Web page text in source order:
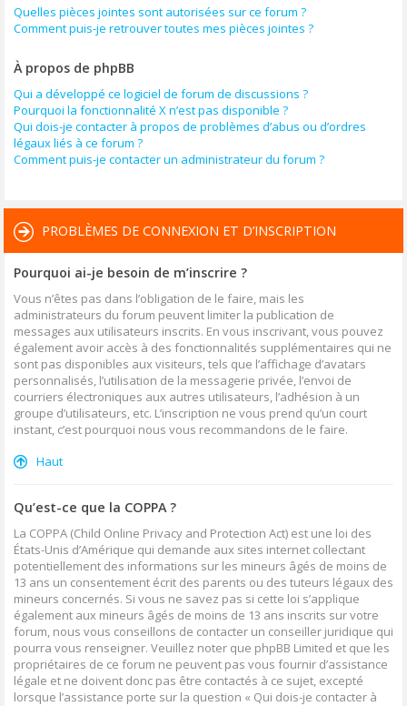
Quelles pièces jointes sont autorisées sur ce forum ?
Comment puis-je retrouver toutes mes pièces jointes ?
À propos de phpBB
Qui a développé ce logiciel de forum de discussions ?
Pourquoi la fonctionnalité X n’est pas disponible ?
Qui dois-je contacter à propos de problèmes d’abus ou d’ordres
légaux liés à ce forum ?
Comment puis-je contacter un administrateur du forum ?
PROBLÈMES DE CONNEXION ET D’INSCRIPTION
Pourquoi ai-je besoin de m’inscrire ?
Vous n’êtes pas dans l’obligation de le faire, mais les
administrateurs du forum peuvent limiter la publication de
messages aux utilisateurs inscrits. En vous inscrivant, vous pouvez
également avoir accès à des fonctionnalités supplémentaires qui ne
sont pas disponibles aux visiteurs, tels que l’affichage d’avatars
personnalisés, l’utilisation de la messagerie privée, l’envoi de
courriers électroniques aux autres utilisateurs, l’adhésion à un
groupe d’utilisateurs, etc. L’inscription ne vous prend qu’un court
instant, c’est pourquoi nous vous recommandons de le faire.
Haut
Qu’est-ce que la COPPA ?
La COPPA (Child Online Privacy and Protection Act) est une loi des
États-Unis d’Amérique qui demande aux sites internet collectant
potentiellement des informations sur les mineurs âgés de moins de
13 ans un consentement écrit des parents ou des tuteurs légaux des
mineurs concernés. Si vous ne savez pas si cette loi s’applique
également aux mineurs âgés de moins de 13 ans inscrits sur votre
forum, nous vous conseillons de contacter un conseiller juridique qui
pourra vous renseigner. Veuillez noter que phpBB Limited et que les
propriétaires de ce forum ne peuvent pas vous fournir d’assistance
légale et ne doivent donc pas être contactés à ce sujet, excepté
lorsque l’assistance porte sur la question « Qui dois-je contacter à